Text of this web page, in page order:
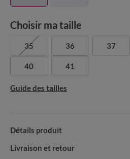
Choisir ma taille
35 36 37
40 41
Guide des tailles
Détails produit
Livraison et retour